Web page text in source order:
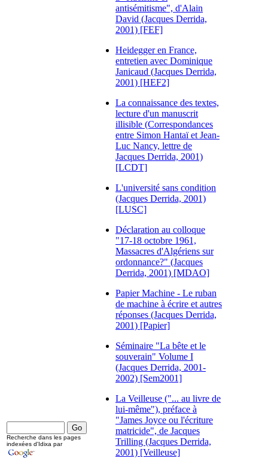
antisémitisme", d'Alain
David (Jacques Derrida,
2001) [FEF]
Heidegger en France,
entretien avec Dominique
Janicaud (Jacques Derrida,
2001) [HEF2]
La connaissance des textes,
lecture d'un manuscrit
illisible (Correspondances
entre Simon Hantaï et Jean-
Luc Nancy, lettre de
Jacques Derrida, 2001)
[LCDT]
L'université sans condition
(Jacques Derrida, 2001)
[LUSC]
Déclaration au colloque
"17-18 octobre 1961,
Massacres d'Algériens sur
ordonnance?" (Jacques
Derrida, 2001) [MDAO]
Papier Machine - Le ruban
de machine à écrire et autres
réponses (Jacques Derrida,
2001) [Papier]
Séminaire "La bête et le
souverain" Volume I
(Jacques Derrida, 2001-
2002) [Sem2001]
La Veilleuse ("... au livre de
lui-même"), préface à
"James Joyce ou l'écriture
matricide", de Jacques
Trilling (Jacques Derrida,
2001) [Veilleuse]
Recherche dans les pages
indexées d'Idixa par